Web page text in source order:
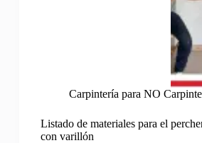
Carpintería para NO
Listado de materiales para el
con varillón